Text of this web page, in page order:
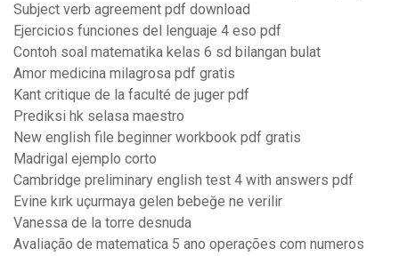
Subject verb agreement pdf download
Ejercicios funciones del lenguaje 4 eso pdf
Contoh soal matematika kelas 6 sd bilangan bulat
Amor medicina milagrosa pdf gratis
Kant critique de la faculté de juger pdf
Prediksi hk selasa maestro
New english file beginner workbook pdf gratis
Madrigal ejemplo corto
Cambridge preliminary english test 4 with answers pdf
Evine kırk uçurmaya gelen bebeğe ne verilir
Vanessa de la torre desnuda
Avaliação de matematica 5 ano operações com numeros